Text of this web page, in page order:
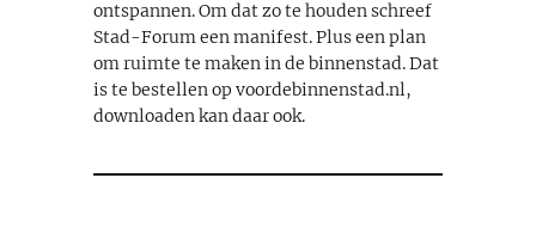
ontspannen. Om dat zo te houden schreef
Stad-Forum een manifest. Plus een plan
om ruimte te maken in de binnenstad. Dat
is te bestellen op voordebinnenstad.nl,
downloaden kan daar ook.